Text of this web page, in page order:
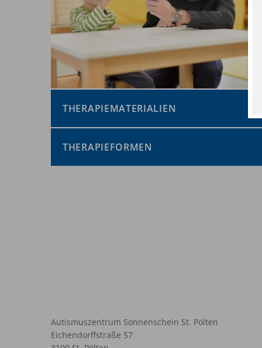
THERAPIEMATERIALIEN
THERAPIEFORMEN
Autismuszentrum Sonnenschein St. Pölten
Eichendorffstraße 57